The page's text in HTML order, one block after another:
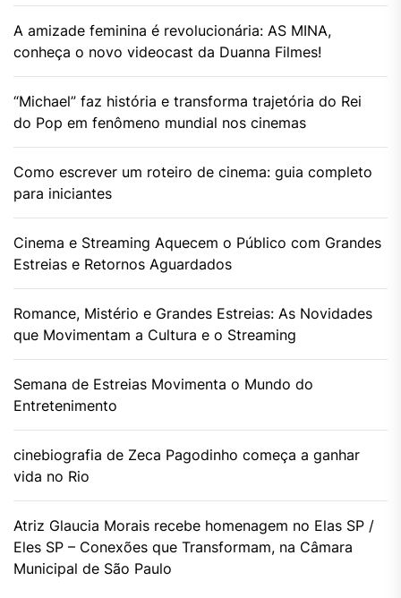
A amizade feminina é revolucionária: AS MINA,
conheça o novo videocast da Duanna Filmes!
“Michael” faz história e transforma trajetória do Rei
do Pop em fenômeno mundial nos cinemas
Como escrever um roteiro de cinema: guia completo
para iniciantes
Cinema e Streaming Aquecem o Público com Grandes
Estreias e Retornos Aguardados
Romance, Mistério e Grandes Estreias: As Novidades
que Movimentam a Cultura e o Streaming
Semana de Estreias Movimenta o Mundo do
Entretenimento
cinebiografia de Zeca Pagodinho começa a ganhar
vida no Rio
Atriz Glaucia Morais recebe homenagem no Elas SP /
Eles SP – Conexões que Transformam, na Câmara
Municipal de São Paulo